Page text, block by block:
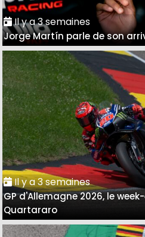
Il y a 3 semaines
Jorge Martín parle de son
Il y a 3 semaines
GP d'Allemagne 2026, le
Quartararo